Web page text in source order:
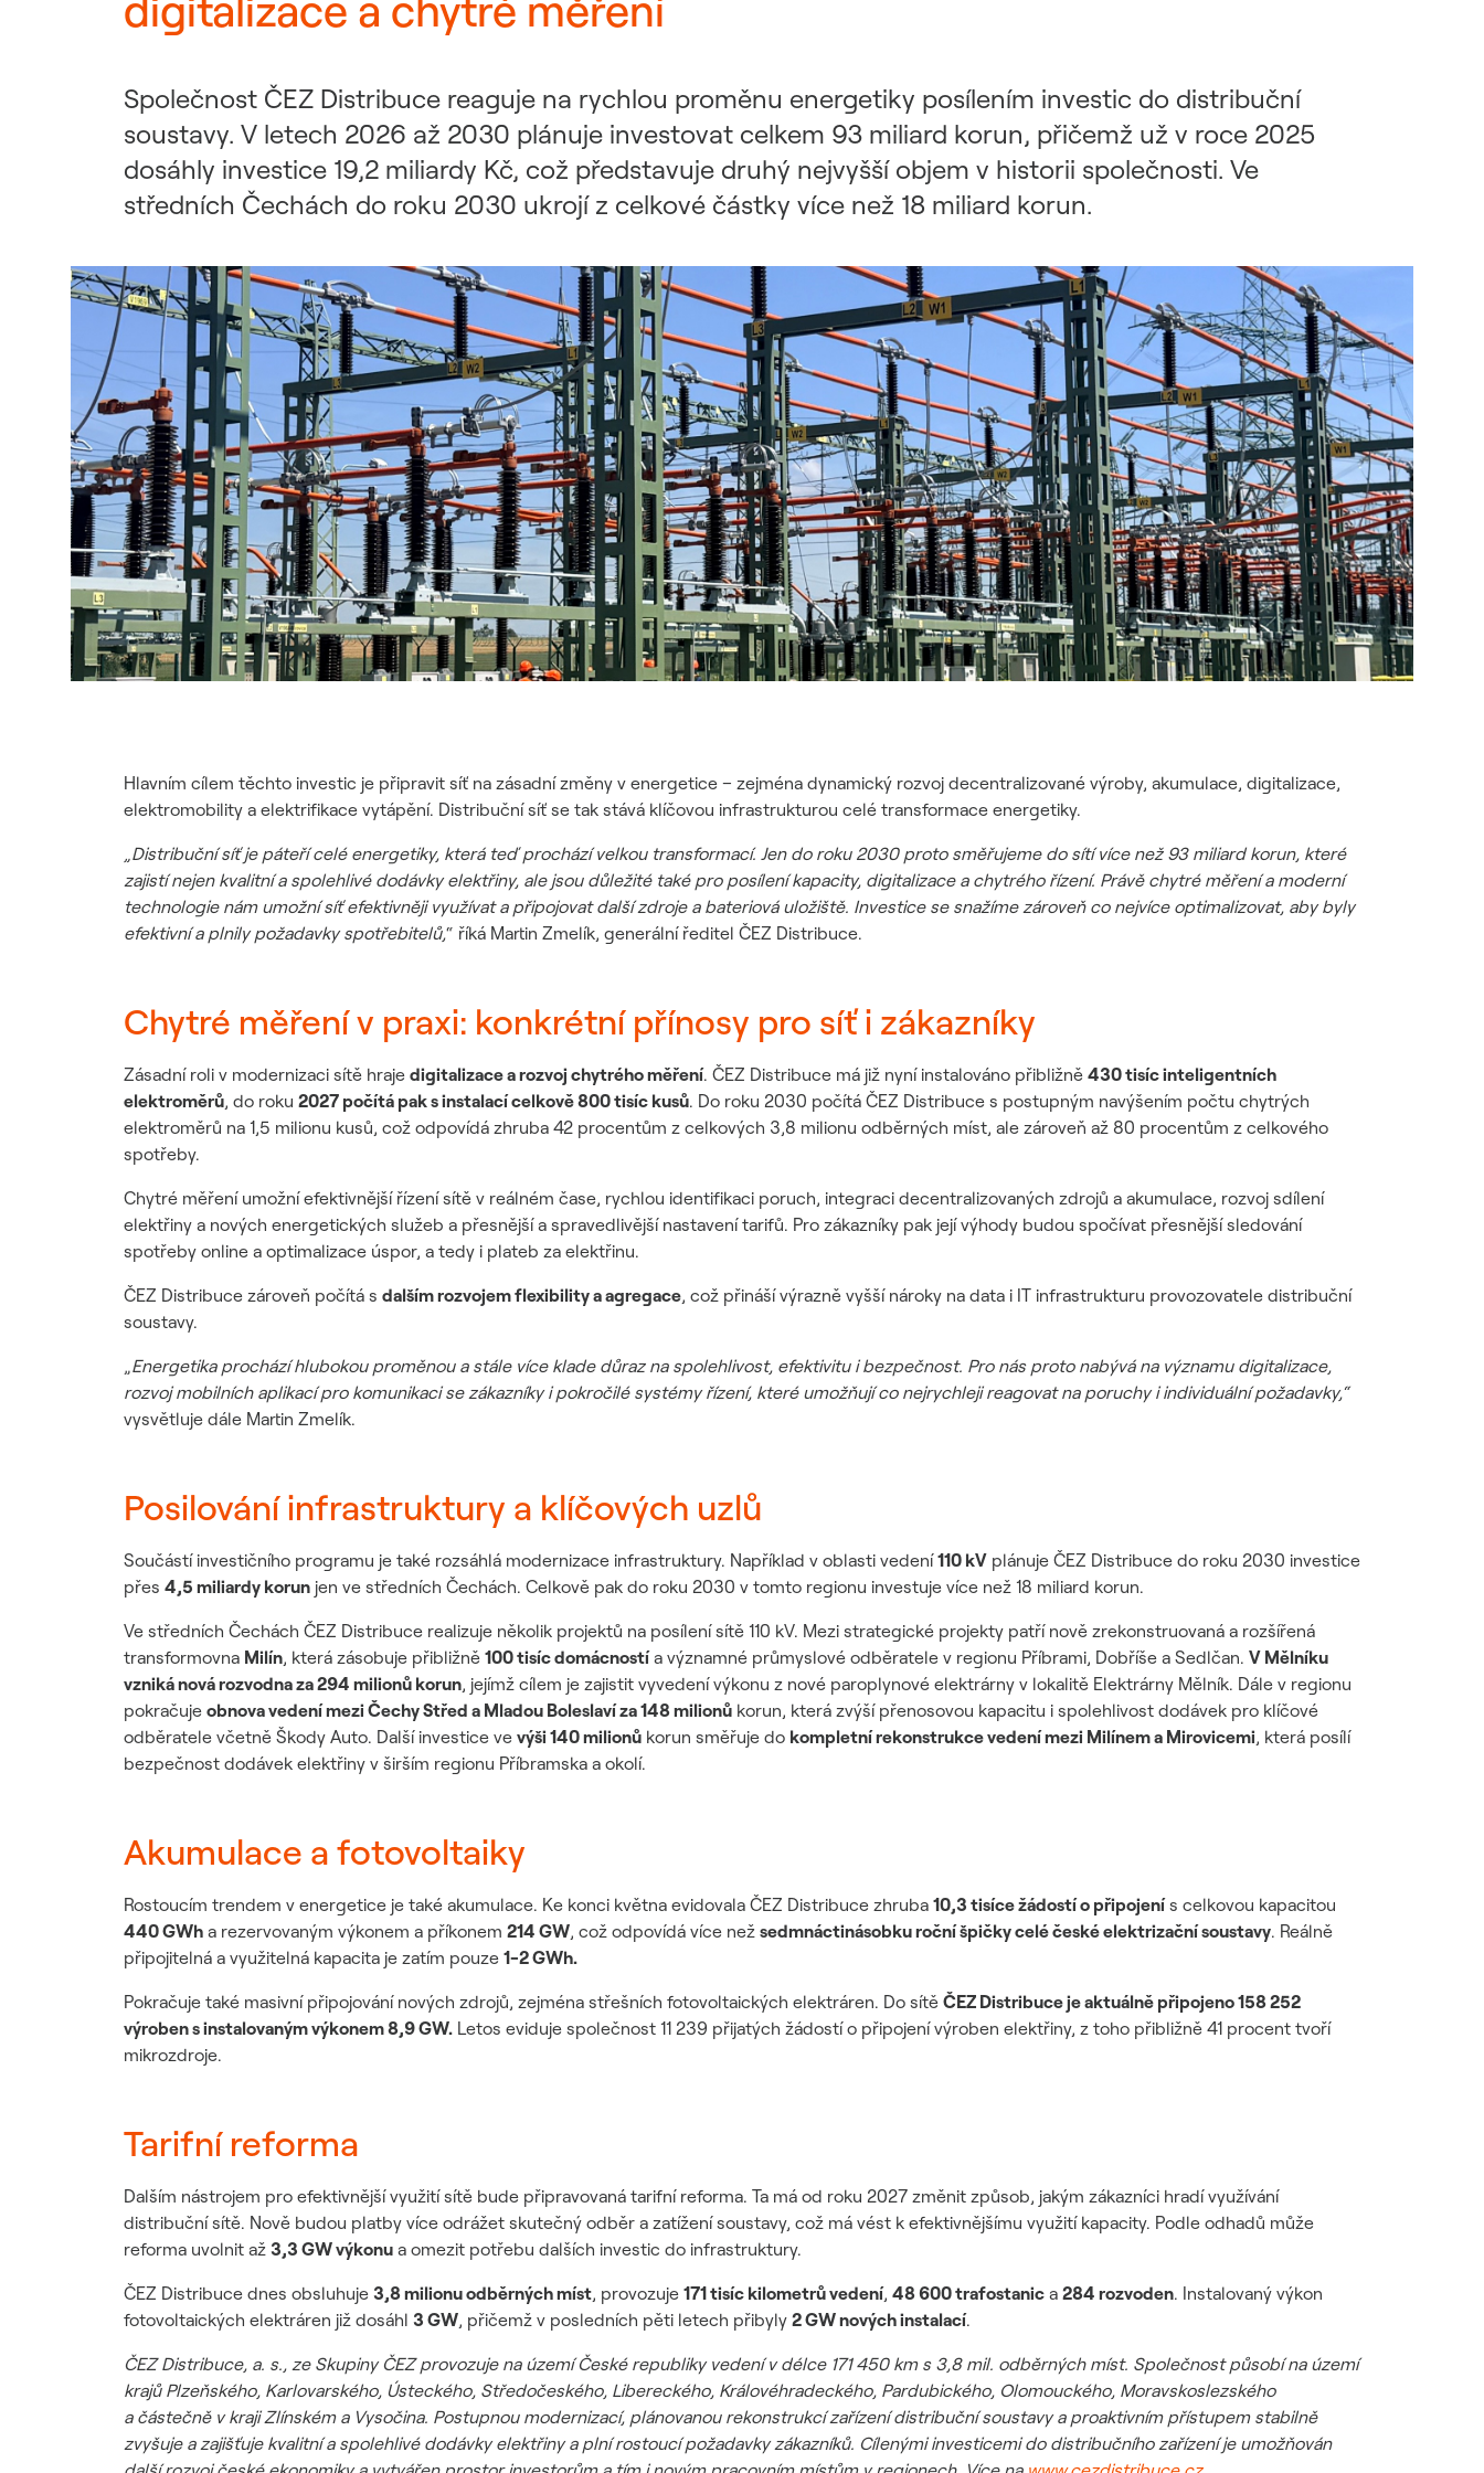
Udržitelný dodavatelský
řetězec / ESG dotazník
Společnost ČEZ Distribuce reaguje na rychlou proměnu energetiky posílením investic do distribuční
soustavy. V letech 2026 až 2030 plánuje investovat celkem 93 miliard korun, přičemž už v roce 2025
dosáhly investice 19,2 miliardy Kč, což představuje druhý nejvyšší objem v historii společnosti. Ve
středních Čechách do roku 2030 ukrojí z celkové částky více než 18 miliard korun.
Hlavním cílem těchto investic je připravit síť na zásadní změny v energetice – zejména dynamický rozvoj decentralizované výroby, akumulace, digitalizace,
elektromobility a elektrifikace vytápění. Distribuční síť se tak stává klíčovou infrastrukturou celé transformace energetiky.
„Distribuční síť je páteří celé energetiky, která teď prochází velkou transformací. Jen do roku 2030 proto směřujeme do sítí více než 93 miliard korun, které
zajistí nejen kvalitní a spolehlivé dodávky elektřiny, ale jsou důležité také pro posílení kapacity, digitalizace a chytrého řízení. Právě chytré měření a moderní
technologie nám umožní síť efektivněji využívat a připojovat další zdroje a bateriová uložiště. Investice se snažíme zároveň co nejvíce optimalizovat, aby byly
efektivní a plnily požadavky spotřebitelů,“ říká Martin Zmelík, generální ředitel ČEZ Distribuce.
Chytré měření v praxi: konkrétní přínosy pro síť i zákazníky
Zásadní roli v modernizaci sítě hraje digitalizace a rozvoj chytrého měření. ČEZ Distribuce má již nyní instalováno přibližně 430 tisíc inteligentních
elektroměrů, do roku 2027 počítá pak s instalací celkově 800 tisíc kusů. Do roku 2030 počítá ČEZ Distribuce s postupným navýšením počtu chytrých
elektroměrů na 1,5 milionu kusů, což odpovídá zhruba 42 procentům z celkových 3,8 milionu odběrných míst, ale zároveň až 80 procentům z celkového
spotřeby.
Chytré měření umožní efektivnější řízení sítě v reálném čase, rychlou identifikaci poruch, integraci decentralizovaných zdrojů a akumulace, rozvoj sdílení
elektřiny a nových energetických služeb a přesnější a spravedlivější nastavení tarifů. Pro zákazníky pak její výhody budou spočívat přesnější sledování
spotřeby online a optimalizace úspor, a tedy i plateb za elektřinu.
ČEZ Distribuce zároveň počítá s dalším rozvojem flexibility a agregace, což přináší výrazně vyšší nároky na data i IT infrastrukturu provozovatele distribuční
soustavy.
„Energetika prochází hlubokou proměnou a stále více klade důraz na spolehlivost, efektivitu i bezpečnost. Pro nás proto nabývá na významu digitalizace,
rozvoj mobilních aplikací pro komunikaci se zákazníky i pokročilé systémy řízení, které umožňují co nejrychleji reagovat na poruchy i individuální požadavky,“
vysvětluje dále Martin Zmelík.
Posilování infrastruktury a klíčových uzlů
Součástí investičního programu je také rozsáhlá modernizace infrastruktury. Například v oblasti vedení110 kV plánuje ČEZ Distribuce do roku 2030 investice
přes 4,5 miliardy korun jen ve středních Čechách. Celkově pak do roku 2030 v tomto regionu investuje více než 18 miliard korun.
Ve středních Čechách ČEZ Distribuce realizuje několik projektů na posílení sítě 110 kV. Mezi strategické projekty patří nově zrekonstruovaná a rozšířená
transformovna Milín, která zásobuje přibližně 100 tisíc domácnostía významné průmyslové odběratele v regionu Příbrami, Dobříše a Sedlčan. V Mělníku
vzniká nová rozvodna za 294 milionů korun, jejímž cílem je zajistit vyvedení výkonu z nové paroplynové elektrárny v lokalitě Elektrárny Mělník. Dále v regionu
pokračuje obnova vedení mezi Čechy Střed a Mladou Boleslaví za 148 milionů korun, která zvýší přenosovou kapacitu i spolehlivost dodávek pro klíčové
odběratele včetně Škody Auto. Další investice ve výši 140 milionů korun směřuje do kompletní rekonstrukce vedení mezi Milínem a Mirovicemi, která posílí
bezpečnost dodávek elektřiny v širším regionu Příbramska a okolí.
Akumulace a fotovoltaiky
Rostoucím trendem v energetice je také akumulace. Ke konci května evidovala ČEZ Distribuce zhruba 10,3 tisíce žádostí o připojenís celkovou kapacitou
440 GWh a rezervovaným výkonem a příkonem 214 GW, což odpovídá více než sedmnáctinásobku roční špičky celé české elektrizační soustavy. Reálně
připojitelná a využitelná kapacita je zatím pouze 1-2 GWh.
Pokračuje také masivní připojování nových zdrojů, zejména střešních fotovoltaických elektráren. Do sítě ČEZ Distribuce je aktuálně připojeno 158 252
výroben s instalovaným výkonem 8,9 GW. Letos eviduje společnost 11 239 přijatých žádostí o připojení výroben elektřiny, z toho přibližně 41 procent tvoří
mikrozdroje.
Tarifní reforma
Dalším nástrojem pro efektivnější využití sítě bude připravovaná tarifní reforma. Ta má od roku 2027 změnit způsob, jakým zákazníci hradí využívání
distribuční sítě. Nově budou platby více odrážet skutečný odběr a zatížení soustavy, což má vést k efektivnějšímu využití kapacity. Podle odhadů může
reforma uvolnit až 3,3 GW výkonu a omezit potřebu dalších investic do infrastruktury.
ČEZ Distribuce dnes obsluhuje 3,8 milionu odběrných míst, provozuje 171 tisíc kilometrů vedení, 48 600 trafostanic a 284 rozvoden. Instalovaný výkon
fotovoltaických elektráren již dosáhl 3 GW, přičemž v posledních pěti letech přibyly 2 GW nových instalací.
ČEZ Distribuce, a. s., ze Skupiny ČEZ provozuje na území České republiky vedení v délce 171 450 km s 3,8 mil. odběrných míst. Společnost působí na území
krajů Plzeňského, Karlovarského, Ústeckého, Středočeského, Libereckého, Královéhradeckého, Pardubického, Olomouckého, Moravskoslezského
a částečně v kraji Zlínském a Vysočina. Postupnou modernizací, plánovanou rekonstrukcí zařízení distribuční soustavy a proaktivním přístupem stabilně
zvyšuje a zajišťuje kvalitní a spolehlivé dodávky elektřiny a plní rostoucí požadavky zákazníků. Cílenými investicemi do distribučního zařízení je umožňován